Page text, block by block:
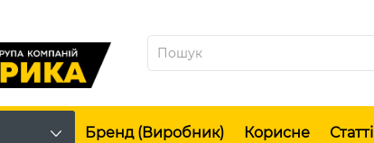
Бренд (виробник) Корисне Статті